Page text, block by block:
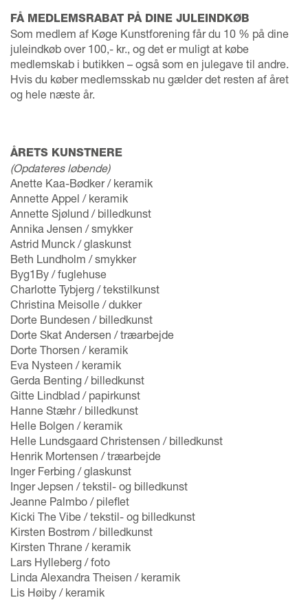
FÅ MEDLEMSRABAT PÅ DINE JULEINDKØB
Som medlem af Køge Kunstforening får du 10 % på dine
juleindkøb over 100,- kr., og det er muligt at købe
medlemskab i butikken – også som en julegave til andre.
Hvis du køber medlemsskab nu gælder det resten af året
og hele næste år.
ÅRETS KUNSTNERE
(Opdateres løbende)
Anette Kaa-Bødker / keramik
Annette Appel / keramik
Annette Sjølund / billedkunst
Annika Jensen / smykker
Astrid Munck / glaskunst
Beth Lundholm / smykker
Byg1By / fuglehuse
Charlotte Tybjerg / tekstilkunst
Christina Meisolle / dukker
Dorte Bundesen / billedkunst
Dorte Skat Andersen / træarbejde
Dorte Thorsen / keramik
Eva Nysteen / keramik
Gerda Benting / billedkunst
Gitte Lindblad / papirkunst
Hanne Stæhr / billedkunst
Helle Bolgen / keramik
Helle Lundsgaard Christensen / billedkunst
Henrik Mortensen / træarbejde
Inger Ferbing / glaskunst
Inger Jepsen / tekstil- og billedkunst
Jeanne Palmbo / pileflet
Kicki The Vibe / tekstil- og billedkunst
Kirsten Bostrøm / billedkunst
Kirsten Thrane / keramik
Lars Hylleberg / foto
Linda Alexandra Theisen / keramik
Lis Høiby / keramik